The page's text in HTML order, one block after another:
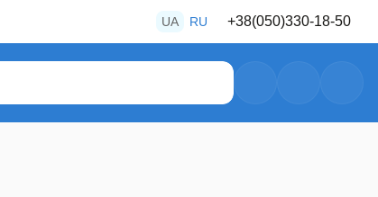
UA RU +38(050)330-18-50
+38(050)487-80-28